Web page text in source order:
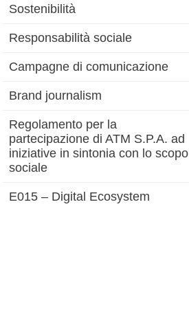
Sostenibilità
Responsabilità sociale
Campagne di comunicazione
Brand journalism
Regolamento per la
partecipazione di ATM S.P.A. ad
iniziative in sintonia con lo scopo
sociale
E015 – Digital Ecosystem